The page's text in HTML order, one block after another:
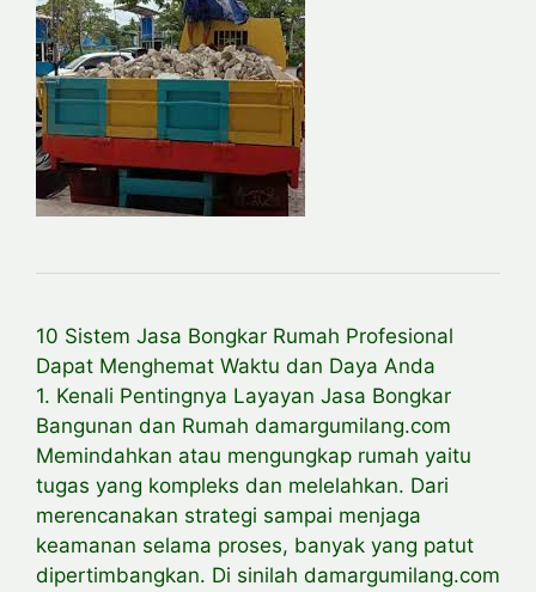
10 Sistem Jasa Bongkar Rumah Profesional
Dapat Menghemat Waktu dan Daya Anda
1. Kenali Pentingnya Layayan Jasa Bongkar
Bangunan dan Rumah damargumilang.com
Memindahkan atau mengungkap rumah yaitu
tugas yang kompleks dan melelahkan. Dari
merencanakan strategi sampai menjaga
keamanan selama proses, banyak yang patut
dipertimbangkan. Di sinilah damargumilang.com